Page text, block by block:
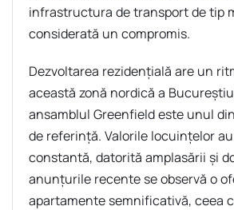
infrastructura de transport de tip
considerată un compromis.
Dezvoltarea rezidenţială are un
această zonă nordică a
ansamblul Greenfield este unul
de referinţă. Valorile locuinţelor
constantă, datorită amplasării şi
anunţurile recente se observă o
apartamente semnificativă, ceea